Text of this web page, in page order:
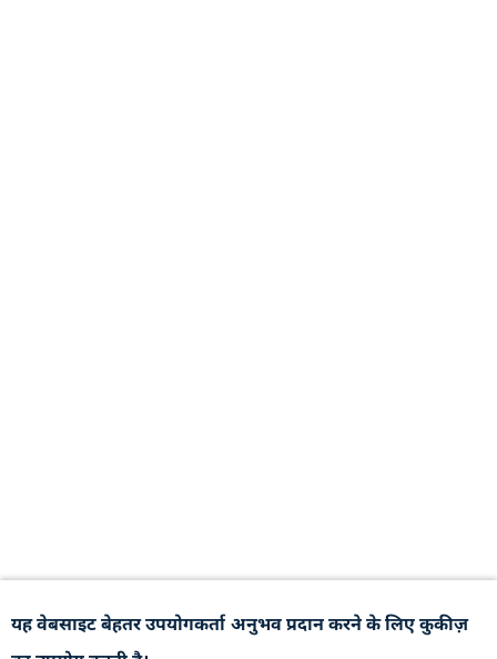
यह वेबसाइट बेहतर उपयोगकर्ता अनुभव प्रदान करने के लिए कुकीज़